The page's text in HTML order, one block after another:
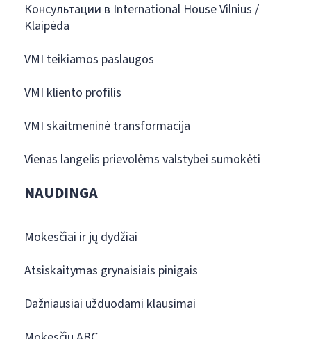
Консультации в International House Vilnius /
Klaipėda
VMI teikiamos paslaugos
VMI kliento profilis
VMI skaitmeninė transformacija
Vienas langelis prievolėms valstybei sumokėti
NAUDINGA
Mokesčiai ir jų dydžiai
Atsiskaitymas grynaisiais pinigais
Dažniausiai užduodami klausimai